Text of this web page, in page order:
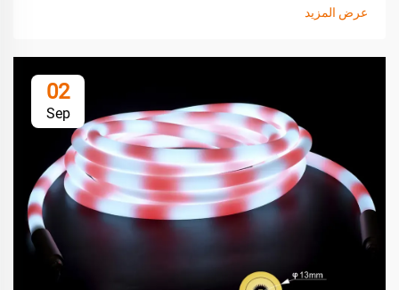
عرض المزيد
02
Sep